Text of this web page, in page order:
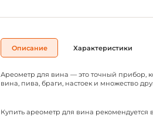
Описание Характеристики
Ареометр для вина — это точный прибор,
вина, пива, браги, настоек и множество
Купить ареометр для вина рекомендуется